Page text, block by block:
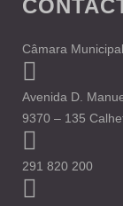
Câmara
Avenida D.
9370 – 135
291 820 200